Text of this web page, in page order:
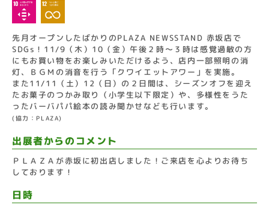
先月オープンしたばかりのPLAZA NEWSSTAND 赤坂店で
SDGs！11/9（木）10（金）午後２時〜３時は感覚過敏の方
にもお買い物をお楽しみいただけるよう、店内一部照明の消
灯、ＢＧＭの消音を行う「クワイエットアワー」を実施。
また11/11（土）12（日）の２日間は、シーズンオフを迎え
たお菓子のつかみ取り（小学生以下限定）や、多様性をうた
ったバーバパパ絵本の読み聞かせなども行います。
(協力：PLAZA)
出展者からのコメント
ＰＬＡＺＡが赤坂に初出店しました！ご来店を心よりお待ち
しております！
日時